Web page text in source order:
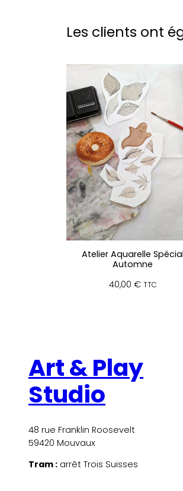
Les clients ont
Atelier Aquarelle Spécial
Automne
40,00 € TTC
Art & Play
Studio
48 rue Franklin Roosevelt
59420 Mouvaux
Tram : arrêt Trois Suisses